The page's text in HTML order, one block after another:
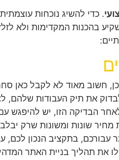
. כדי להשיג נוכחות
בהכנות המקדימות ולא
חשוב מאוד לא לקבל כאן
את תיק העבודות שלהם,
שונות ומשונות שרק
בתקציב הנכון לכם,
את תהליך בניית האתר